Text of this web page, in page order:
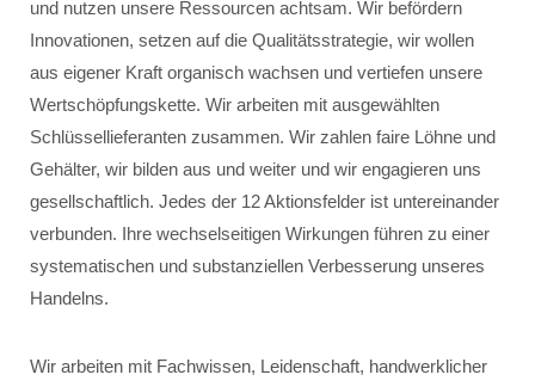
und nutzen unsere Ressourcen achtsam. Wir befördern
Innovationen, setzen auf die Qualitätsstrategie, wir wollen
aus eigener Kraft organisch wachsen und vertiefen unsere
Wertschöpfungskette. Wir arbeiten mit ausgewählten
Schlüssellieferanten zusammen. Wir zahlen faire Löhne und
Gehälter, wir bilden aus und weiter und wir engagieren uns
gesellschaftlich. Jedes der 12 Aktionsfelder ist untereinander
verbunden. Ihre wechselseitigen Wirkungen führen zu einer
systematischen und substanziellen Verbesserung unseres
Handelns.
Wir arbeiten mit Fachwissen, Leidenschaft, handwerklicher